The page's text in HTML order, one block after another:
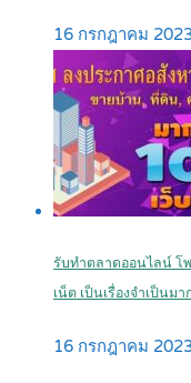
16 กรกฎาคม
รับทำตลาดออนไลน์ โ
เน็ต เป็นเรื่องจำเป็นม
16 กรกฎาคม